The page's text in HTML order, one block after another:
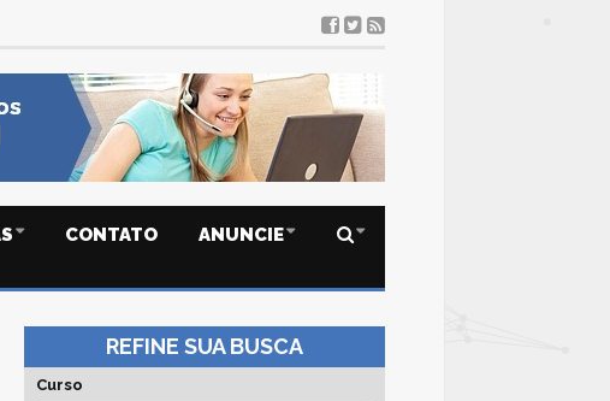
- Senac
CONTATO ANUNCIE
REFINE SUA BUSCA
Curso